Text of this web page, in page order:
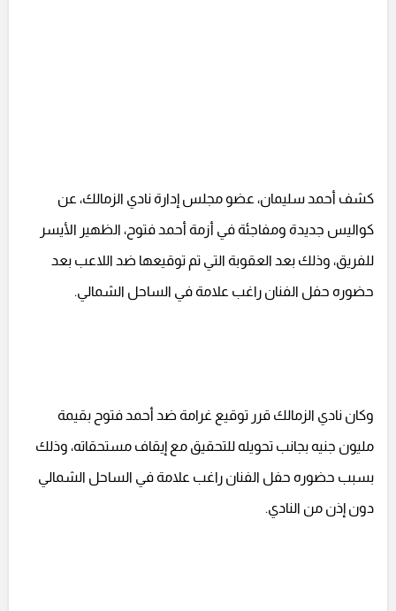
كشف أحمد سليمان، عضو مجلس إدارة نادي الزمالك، عن
كواليس جديدة ومفاجئة في أزمة أحمد فتوح، الظهير الأيسر
للفريق، وذلك بعد العقوبة التي تم توقيعها ضد اللاعب بعد
حضوره حفل الفنان راغب علامة في الساحل الشمالي.
وكان نادي الزمالك قرر توقيع غرامة ضد أحمد فتوح بقيمة
مليون جنيه بجانب تحويله للتحقيق مع إيقاف مستحقاته، وذلك
بسبب حضوره حفل الفنان راغب علامة في الساحل الشمالي
دون إذن من النادي.